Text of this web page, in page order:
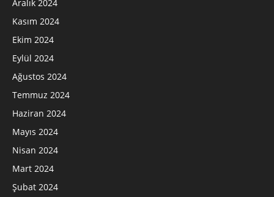
Aralık 2024
Kasım 2024
Ekim 2024
Eylül 2024
Ağustos 2024
Temmuz 2024
Haziran 2024
Mayıs 2024
Nisan 2024
Mart 2024
Şubat 2024